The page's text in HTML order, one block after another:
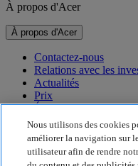
À propos d'Acer
À propos d'Acer
Contactez-nous
Relations avec les
Actualités
Prix
Événements
Développement durable
Développement durable
Nous utilisons des cookies
améliorer la navigation sur
utilisateur afin de rendre